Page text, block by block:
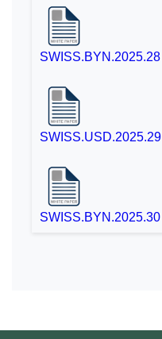
SWISS.BYN.2025.28
SWISS.USD.2025.29
SWISS.BYN.2025.30